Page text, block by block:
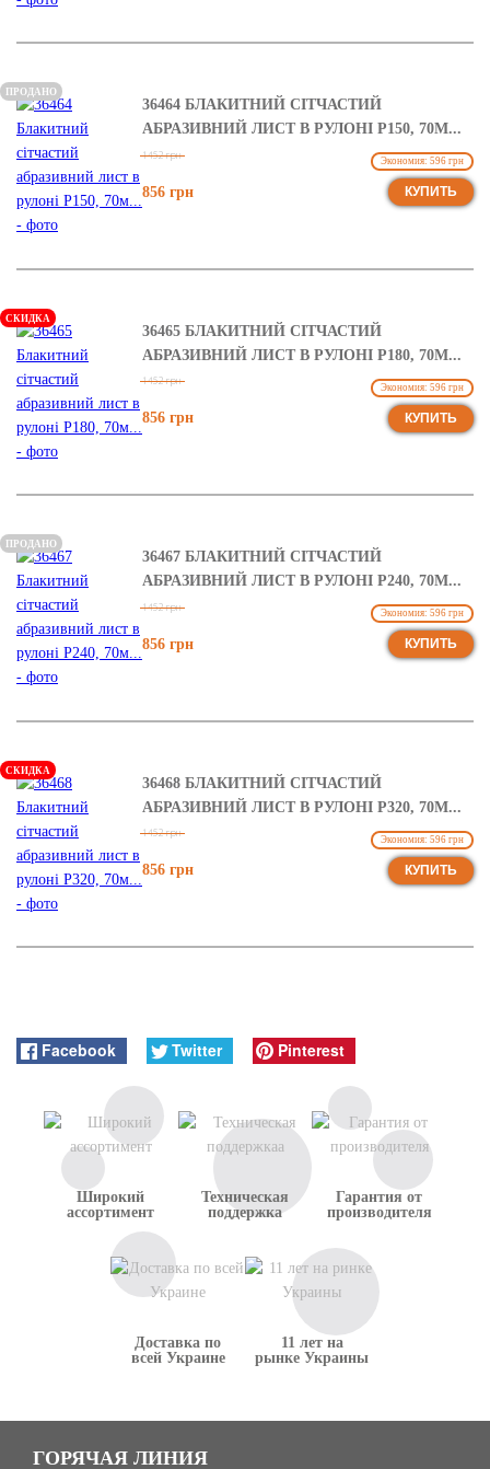
36464 БЛАКИТНИЙ СІТЧАСТИЙ
АБРАЗИВНИЙ ЛИСТ В РУЛОНІ Р150, 70М...
1452 грн Экономия: 596 грн
856 грн КУПИТЬ
ПРОДАНО
36465 БЛАКИТНИЙ СІТЧАСТИЙ
АБРАЗИВНИЙ ЛИСТ В РУЛОНІ Р180, 70М...
1452 грн Экономия: 596 грн
856 грн КУПИТЬ
СКИДКА
36467 БЛАКИТНИЙ СІТЧАСТИЙ
АБРАЗИВНИЙ ЛИСТ В РУЛОНІ Р240, 70М...
1452 грн Экономия: 596 грн
856 грн КУПИТЬ
ПРОДАНО
36468 БЛАКИТНИЙ СІТЧАСТИЙ
АБРАЗИВНИЙ ЛИСТ В РУЛОНІ Р320, 70М...
1452 грн Экономия: 596 грн
856 грн КУПИТЬ
СКИДКА
Facebook Twitter Pinterest
Широкий
ассортимент
Техническая
поддержка
Гарантия от
производителя
Доставка по
всей Украине
11 лет на
рынке Украины
ГОРЯЧАЯ ЛИНИЯ